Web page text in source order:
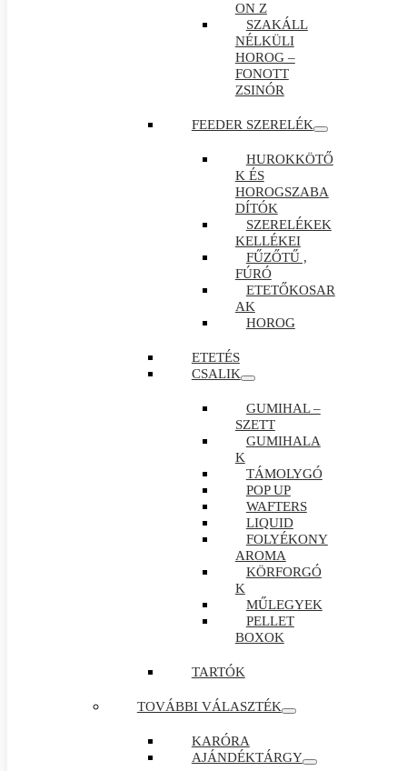
ON Z
SZAKÁLL
NÉLKÜLI
HOROG –
FONOTT
ZSINÓR
FEEDER SZERELÉK
HUROKKÖTŐ
K ÉS
HOROGSZABA
DÍTÓK
SZERELÉKEK
KELLÉKEI
FŰZŐTŰ ,
FÚRÓ
ETETŐKOSAR
AK
HOROG
ETETÉS
CSALIK
GUMIHAL –
SZETT
GUMIHALA
K
TÁMOLYGÓ
POP UP
WAFTERS
LIQUID
FOLYÉKONY
AROMA
KÖRFORGÓ
K
MŰLEGYEK
PELLET
BOXOK
TARTÓK
TOVÁBBI VÁLASZTÉK
KARÓRA
AJÁNDÉKTÁRGY